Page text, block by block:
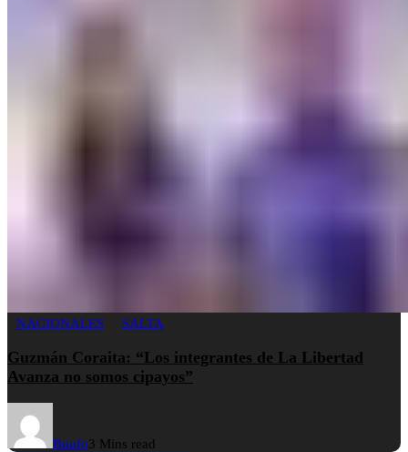
NACIONALES SALTA
Guzmán Coraita: “Los integrantes de La Libertad
Avanza no somos cipayos”
Buufo3 Mins read